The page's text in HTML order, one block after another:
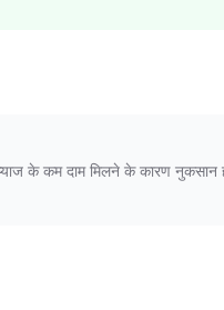
के कम दाम मिलने के कारण नुकसान